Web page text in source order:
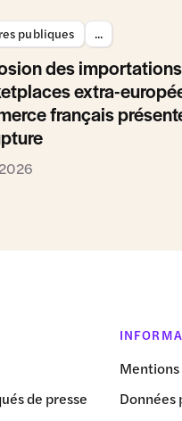
publiques ...
des
extra-
français
de presse
Données